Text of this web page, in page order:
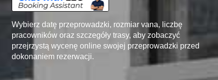
Wybierz datę przeprowadzki, rozmiar vana, liczbę
pracowników oraz szczegóły trasy, aby zobaczyć
przejrzystą wycenę online swojej przeprowadzki przed
dokonaniem rezerwacji.